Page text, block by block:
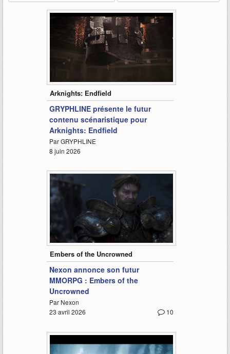
Arknights: Endfield
GRYPHLINE présente le futur
contenu scénaristique pour
Arknights: Endfield
Par GRYPHLINE
8 juin 2026
2:55
Embers of the Uncrowned
Nexon annonce son futur
MMORPG : Embers of the
Uncrowned
Par Nexon
10
23 avril 2026